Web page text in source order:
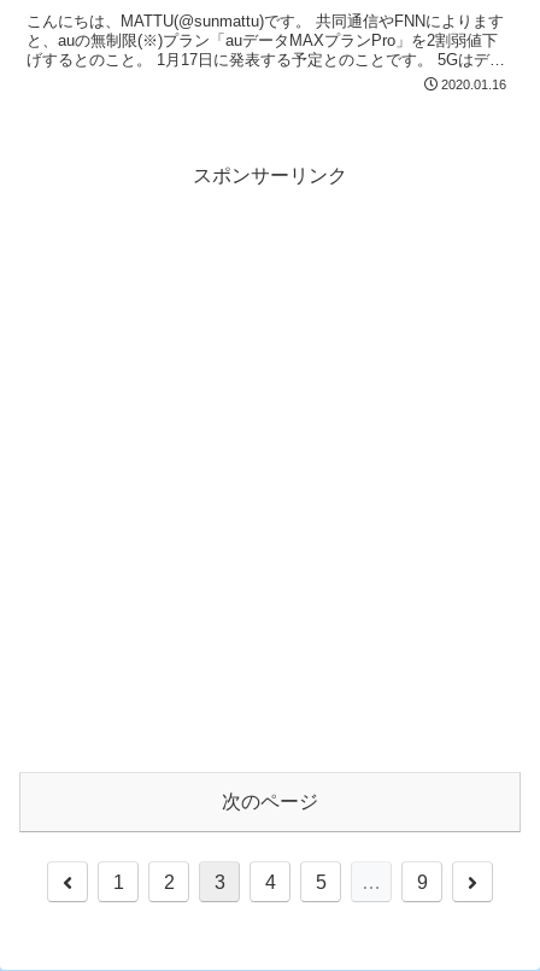
こんにちは、MATTU(@sunmattu)です。 共同通信やFNNによります
と、auの無制限(※)プラン「auデータMAXプランPro」を2割弱値下
げするとのこと。 1月17日に発表する予定とのことです。 5Gはデー
2020.01.16
スポンサーリンク
次のページ
前
1 2 3 4 5 … 9
次